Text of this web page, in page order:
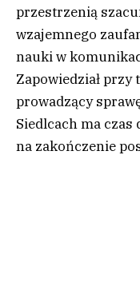
przestrzenią
wzajemnego
nauki w
Zapowiedział
prowadzący
Siedlcach ma
na zakończenie